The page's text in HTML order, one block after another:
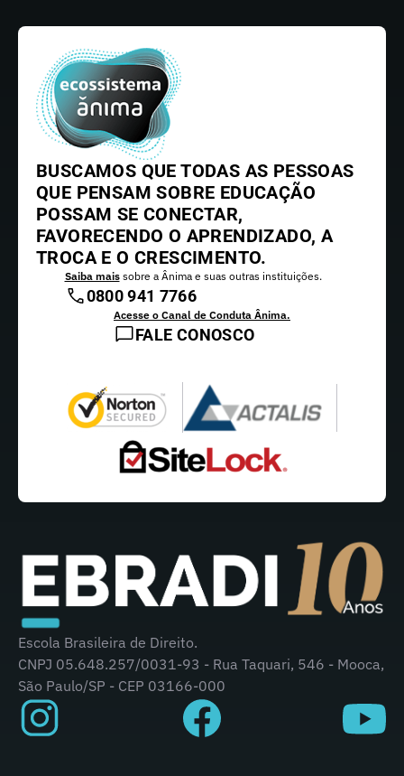
BUSCAMOS QUE TODAS AS PESSOAS
QUE PENSAM SOBRE EDUCAÇÃO
POSSAM SE CONECTAR,
FAVORECENDO O APRENDIZADO, A
TROCA E O CRESCIMENTO.
Saiba maissobre a Ânima e suas outras instituições.
0800 941 7766
Acesse o Canal de Conduta Ânima.
FALE CONOSCO
Escola Brasileira de Direito.
CNPJ 05.648.257/0031-93 - Rua Taquari, 546 - Mooca,
São Paulo/SP - CEP 03166-000